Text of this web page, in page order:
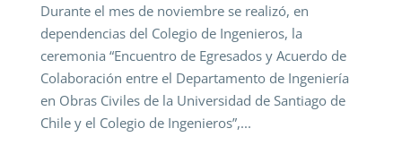
Durante el mes de noviembre se realizó, en
dependencias del Colegio de Ingenieros, la
ceremonia “Encuentro de Egresados y Acuerdo de
Colaboración entre el Departamento de Ingeniería
en Obras Civiles de la Universidad de Santiago de
Chile y el Colegio de Ingenieros”,...